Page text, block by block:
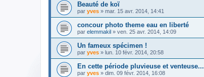
Beauté de koï
par yves » mar. 15 avr. 2014, 14:41
concour photo theme eau en liberté
par elemmakil » ven. 25 avr. 2014, 14:09
Un fameux spécimen !
par yves » lun. 10 févr. 2014, 20:58
En cette période pluvieuse et venteuse...
par yves » dim. 09 févr. 2014, 16:08